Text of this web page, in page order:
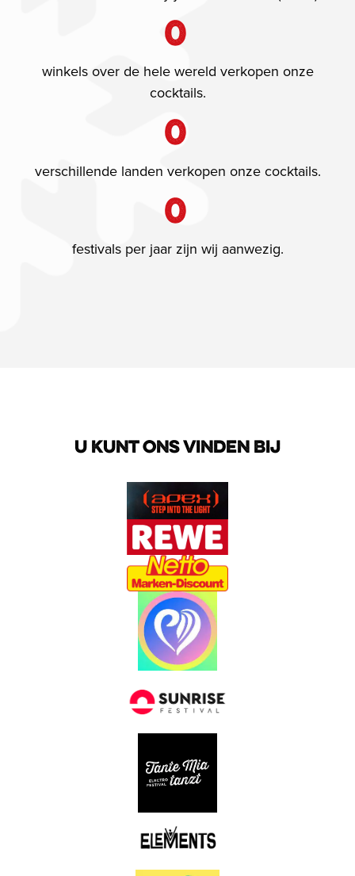
0
winkels over de hele wereld verkopen onze
cocktails.
0
verschillende landen verkopen onze cocktails.
0
festivals per jaar zijn wij aanwezig.
U KUNT ONS VINDEN BIJ